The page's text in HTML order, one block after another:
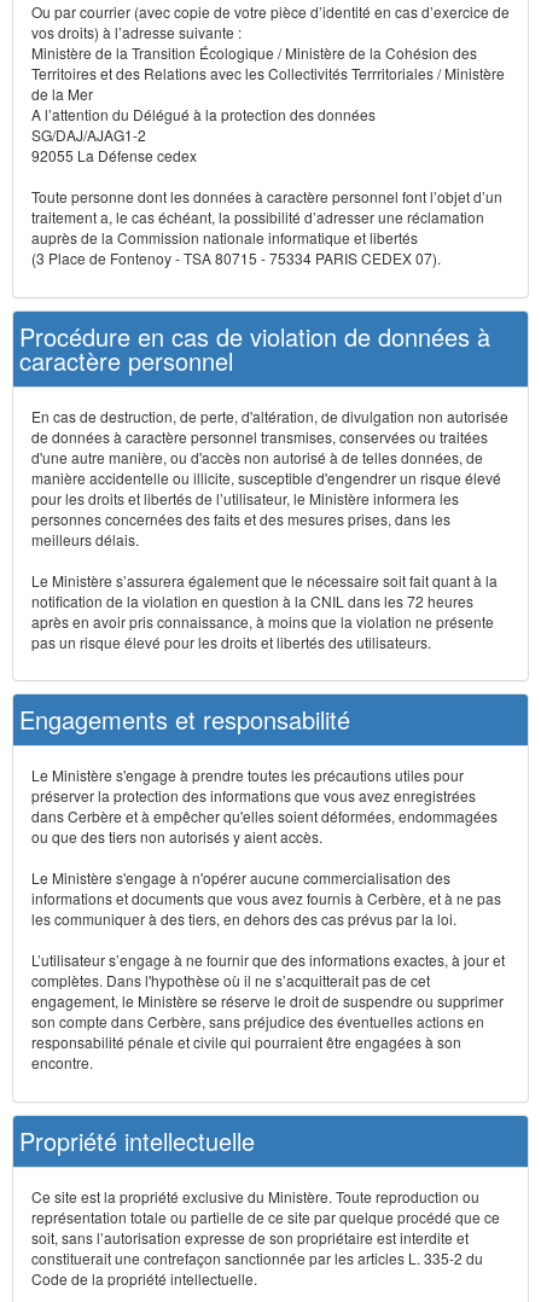
Ou par courrier (avec copie de votre pièce d’identité en cas d’exercice de
vos droits) à l’adresse suivante :
Ministère de la Transition Écologique / Ministère de la Cohésion des
Territoires et des Relations avec les Collectivités Terrritoriales / Ministère
de la Mer
A l’attention du Délégué à la protection des données
SG/DAJ/AJAG1-2
92055 La Défense cedex
Toute personne dont les données à caractère personnel font l’objet d’un
traitement a, le cas échéant, la possibilité d’adresser une réclamation
auprès de la Commission nationale informatique et libertés
(3 Place de Fontenoy - TSA 80715 - 75334 PARIS CEDEX 07).
Procédure en cas de violation de données à
caractère personnel
En cas de destruction, de perte, d'altération, de divulgation non autorisée
de données à caractère personnel transmises, conservées ou traitées
d'une autre manière, ou d'accès non autorisé à de telles données, de
manière accidentelle ou illicite, susceptible d'engendrer un risque élevé
pour les droits et libertés de l’utilisateur, le Ministère informera les
personnes concernées des faits et des mesures prises, dans les
meilleurs délais.
Le Ministère s’assurera également que le nécessaire soit fait quant à la
notification de la violation en question à la CNIL dans les 72 heures
après en avoir pris connaissance, à moins que la violation ne présente
pas un risque élevé pour les droits et libertés des utilisateurs.
Engagements et responsabilité
Le Ministère s'engage à prendre toutes les précautions utiles pour
préserver la protection des informations que vous avez enregistrées
dans Cerbère et à empêcher qu'elles soient déformées, endommagées
ou que des tiers non autorisés y aient accès.
Le Ministère s'engage à n'opérer aucune commercialisation des
informations et documents que vous avez fournis à Cerbère, et à ne pas
les communiquer à des tiers, en dehors des cas prévus par la loi.
L’utilisateur s’engage à ne fournir que des informations exactes, à jour et
complètes. Dans l'hypothèse où il ne s’acquitterait pas de cet
engagement, le Ministère se réserve le droit de suspendre ou supprimer
son compte dans Cerbère, sans préjudice des éventuelles actions en
responsabilité pénale et civile qui pourraient être engagées à son
encontre.
Propriété intellectuelle
Ce site est la propriété exclusive du Ministère. Toute reproduction ou
représentation totale ou partielle de ce site par quelque procédé que ce
soit, sans l’autorisation expresse de son propriétaire est interdite et
constituerait une contrefaçon sanctionnée par les articles L. 335-2 du
Code de la propriété intellectuelle.